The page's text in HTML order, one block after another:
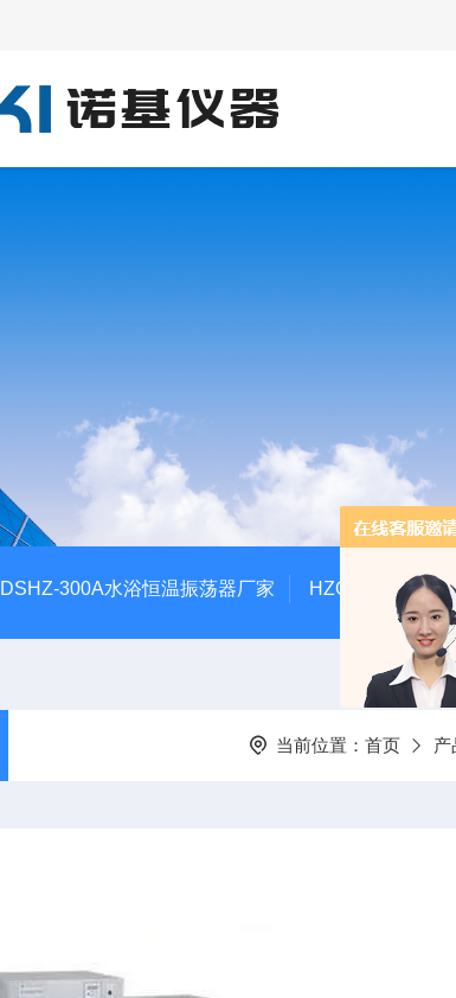
DSHZ-300A水浴恒温振荡器厂家 HZQ-F160全温
当前位置：首页 产